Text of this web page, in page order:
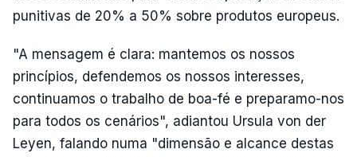
punitivas de 20% a 50% sobre produtos europeus.
"A mensagem é clara: mantemos os nossos
princípios, defendemos os nossos interesses,
continuamos o trabalho de boa-fé e preparamo-nos
para todos os cenários", adiantou Ursula von der
Leyen, falando numa "dimensão e alcance destas